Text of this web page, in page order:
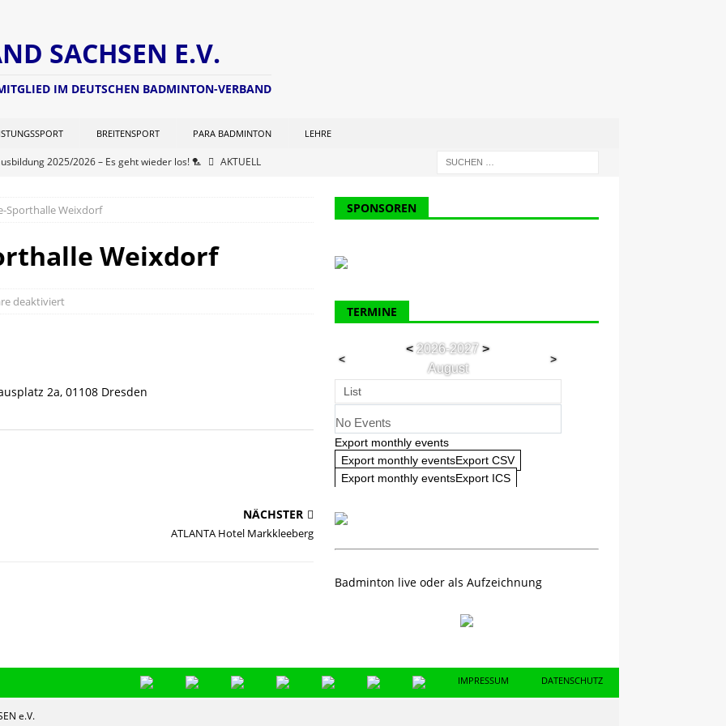
SACHSEN E.V.
IM DEUTSCHEN BADMINTON-VERBAND
BREITENSPORT PARA BADMINTON LEHRE
2025/2026 – Es geht wieder los! 🏸 AKTUELL
zur Lizenzverlängerung 2025 – Update Veranstaltungsort:
Kohlen Cup der Aktiven
AKTUELL
Verbandstages des DBV werden 2 Funktionäre des BVS
Sporthalle Weixdorf
Weixdorf
deaktiviert
2a, 01108 Dresden
NÄCHSTER
ATLANTA Hotel Markkleeberg
SPONSOREN
TERMINE
<
< 2026-2027>
August
>
List
No Events
Export monthly events
Export monthly eventsExport CSV
Export monthly eventsExport ICS
Badminton live oder als Aufzeichnung
IMPRESSUM DATENSCHUTZ
e.V.